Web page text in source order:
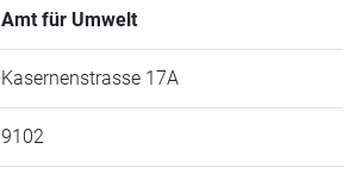
Amt für Umwelt
Kasernenstrasse 17A
9102